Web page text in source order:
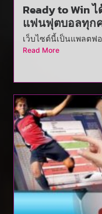
Ready to Win
แฟนฟุตบอลทุก
เว็บไซต์นี้เป็นแพลตฟ
Read More